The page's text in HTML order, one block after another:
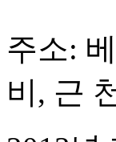
주소:
비, 근